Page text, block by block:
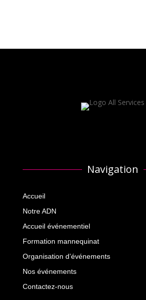
Navigation
Accueil
Notre ADN
Accueil événementiel
Formation mannequinat
Organisation d’événements
Nos événements
Contactez-nous